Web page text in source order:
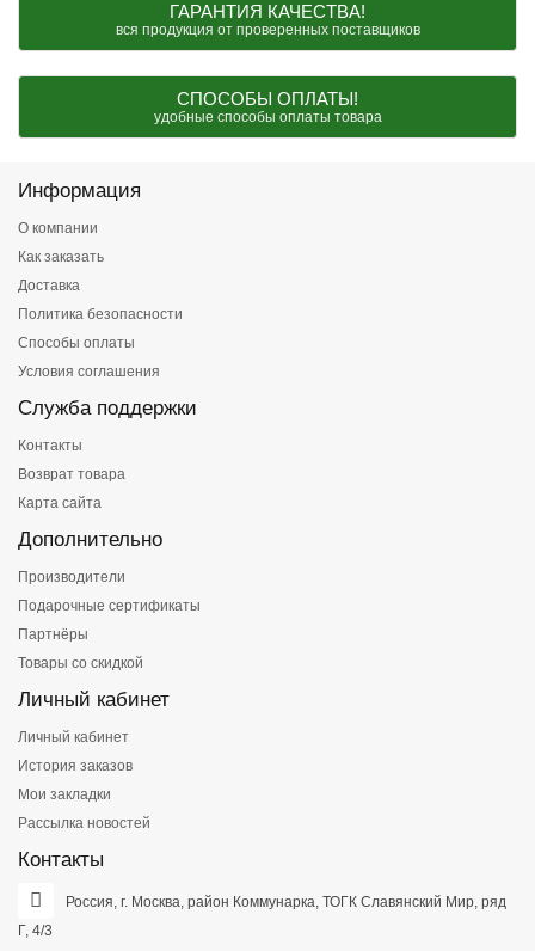
ГАРАНТИЯ КАЧЕСТВА!
вся продукция от проверенных поставщиков
СПОСОБЫ ОПЛАТЫ!
удобные способы оплаты товара
Информация
О компании
Как заказать
Доставка
Политика безопасности
Способы оплаты
Условия соглашения
Служба поддержки
Контакты
Возврат товара
Карта сайта
Дополнительно
Производители
Подарочные сертификаты
Партнёры
Товары со скидкой
Личный кабинет
Личный кабинет
История заказов
Мои закладки
Рассылка новостей
Контакты
Россия, г. Москва, район Коммунарка, ТОГК Славянский Мир, ряд
Г, 4/3